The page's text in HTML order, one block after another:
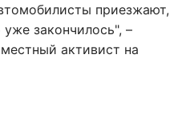
приезжают,
закончилось", –
местный активист на